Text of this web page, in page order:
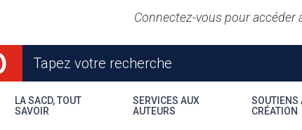
Connectez-vous pour accéder
LA SACD, TOUT
SAVOIR
SERVICES AUX
AUTEURS
SOUTIENS
CRÉATION